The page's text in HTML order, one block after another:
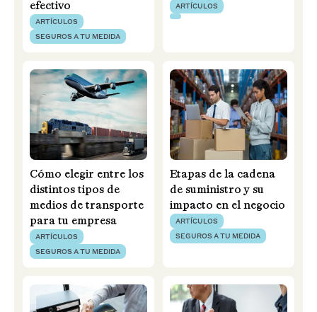
efectivo
ARTÍCULOS
SEGUROS A TU MEDIDA
ARTÍCULOS
Cómo elegir entre los
distintos tipos de
medios de transporte
para tu empresa
ARTÍCULOS
SEGUROS A TU MEDIDA
Etapas de la cadena
de suministro y su
impacto en el negocio
ARTÍCULOS
SEGUROS A TU MEDIDA